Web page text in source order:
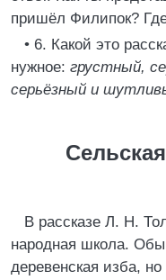
пришёл Филипок?
• 6. Какой это
нужное: грустный,
серьёзный и
В рассказе Л. Н.
народная школа.
деревенская изба,